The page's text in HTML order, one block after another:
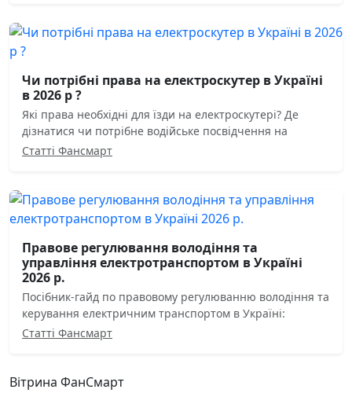
Чи потрібні права на електроскутер в Україні
в 2026 р ?
Які права необхідні для їзди на електроскутері? Де
дізнатися чи потрібне водійське посвідчення на
Статті Фансмарт
Правове регулювання володіння та
управління електротранспортом в Україні
2026 р.
Посібник-гайд по правовому регулюванню володіння та
керування електричним транспортом в Україні:
Статті Фансмарт
Вітрина ФанСмарт